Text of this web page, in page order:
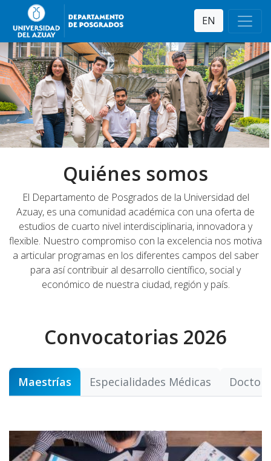
EN
Quiénes somos
El Departamento de Posgrados de la Universidad del
Azuay, es una comunidad académica con una oferta de
estudios de cuarto nivel interdisciplinaria, innovadora y
flexible. Nuestro compromiso con la excelencia nos motiva
a articular programas en los diferentes campos del saber
para así contribuir al desarrollo científico, social y
económico de nuestra ciudad, región y país.
Convocatorias 2026
Maestrías Especialidades Médicas